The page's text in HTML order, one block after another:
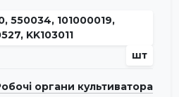
550034, 101000019,
KK103011
шт
органи культиватора